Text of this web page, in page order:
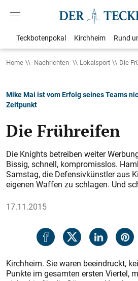
Teckbotenpokal Kirchheim Rund
Home Nachrichten Lokalsport Die
Mike Mai ist vom Erfolg seines Teams
Zeitpunkt
Die Frühreifen
Die Knights betreiben weiter
Bissig, schnell, kompromisslos.
Samstag, die Defensivkünstler aus
eigenen Waffen zu schlagen. Und
17.11.2015
Kirchheim. Sie waren beeindruckt,
Punkte im gesamten ersten Viertel,